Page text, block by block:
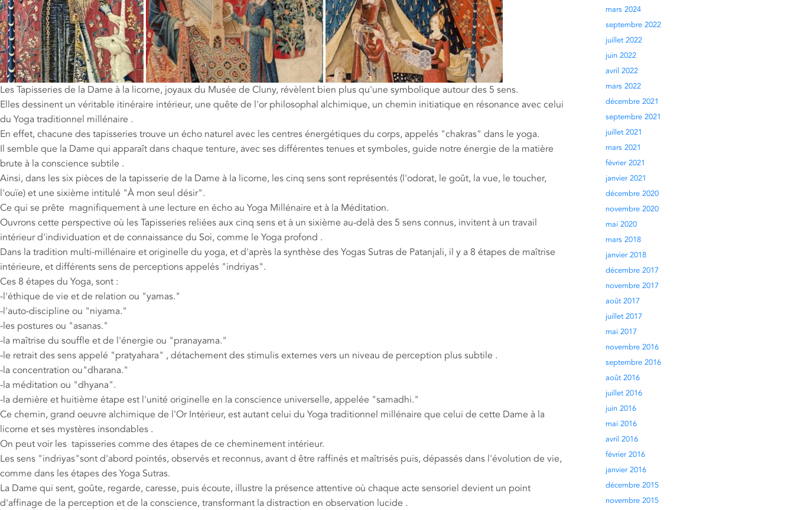
Les Tapisseries de la Dame à la licorne, joyaux du Musée de Cluny, révèlent bien plus qu'une symbolique autour des 5 sens.
Elles dessinent un véritable itinéraire intérieur, une quête de l'or philosophal alchimique, un chemin initiatique en résonance avec celui
du Yoga traditionnel millénaire .
En effet, chacune des tapisseries trouve un écho naturel avec les centres énergétiques du corps, appelés "chakras" dans le yoga.
Il semble que la Dame qui apparaît dans chaque tenture, avec ses différentes tenues et symboles, guide notre énergie de la matière
brute à la conscience subtile .
Ainsi, dans les six pièces de la tapisserie de la Dame à la licorne, les cinq sens sont représentés (l'odorat, le goût, la vue, le toucher,
l'ouïe) et une sixième intitulé "À mon seul désir".
Ce qui se prête magnifiquement à une lecture en écho au Yoga Millénaire et à la Méditation.
Ouvrons cette perspective où les Tapisseries reliées aux cinq sens et à un sixième au-delà des 5 sens connus, invitent à un travail
intérieur d'individuation et de connaissance du Soi, comme le Yoga profond .
Dans la tradition multi-millénaire et originelle du yoga, et d'après la synthèse des Yogas Sutras de Patanjali, il y a 8 étapes de maîtrise
intérieure, et différents sens de perceptions appelés "indriyas".
Ces 8 étapes du Yoga, sont :
-l'éthique de vie et de relation ou "yamas."
-l'auto-discipline ou "niyama."
-les postures ou "asanas."
-la maîtrise du souffle et de l'énergie ou "pranayama."
-le retrait des sens appelé "pratyahara" , détachement des stimulis externes vers un niveau de perception plus subtile .
-la concentration ou"dharana."
-la méditation ou "dhyana".
-la dernière et huitième étape est l'unité originelle en la conscience universelle, appelée "samadhi."
Ce chemin, grand oeuvre alchimique de l'Or Intérieur, est autant celui du Yoga traditionnel millénaire que celui de cette Dame à la
licorne et ses mystères insondables .
On peut voir les tapisseries comme des étapes de ce cheminement intérieur.
Les sens "indriyas"sont d'abord pointés, observés et reconnus, avant d être raffinés et maîtrisés puis, dépassés dans l'évolution de vie,
comme dans les étapes des Yoga Sutras.
La Dame qui sent, goûte, regarde, caresse, puis écoute, illustre la présence attentive où chaque acte sensoriel devient un point
d'affinage de la perception et de la conscience, transformant la distraction en observation lucide .
mars 2024
septembre 2022
juillet 2022
juin 2022
avril 2022
mars 2022
décembre 2021
septembre 2021
juillet 2021
mars 2021
février 2021
janvier 2021
décembre 2020
novembre 2020
mai 2020
mars 2018
janvier 2018
décembre 2017
novembre 2017
août 2017
juillet 2017
mai 2017
novembre 2016
septembre 2016
août 2016
juillet 2016
juin 2016
mai 2016
avril 2016
février 2016
janvier 2016
décembre 2015
novembre 2015